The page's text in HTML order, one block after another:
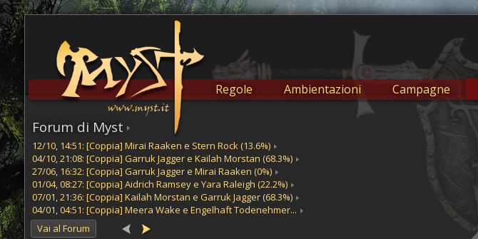
Regole Ambientazioni Campagne
Forum di Myst
12/10, 14:51: [Coppia] Mirai Raaken e Stern Rock (13.6%)
04/10, 21:08: [Coppia] Garruk Jagger e Kailah Morstan (68.3%)
27/06, 16:32: [Coppia] Garruk Jagger e Mirai Raaken (0%)
01/04, 08:27: [Coppia] Aidrich Ramsey e Yara Raleigh (22.2%)
07/01, 21:36: [Coppia] Kailah Morstan e Garruk Jagger (68.3%)
04/01, 04:51: [Coppia] Meera Wake e Engelhaft Todenehmer...
Vai al Forum